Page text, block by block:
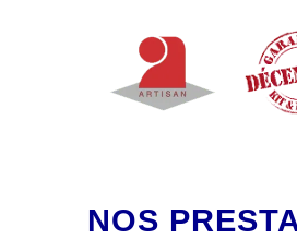
NOS